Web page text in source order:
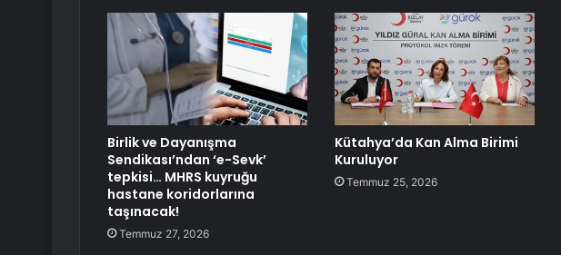
Birlik ve Dayanışma
Sendikası’ndan ‘e-Sevk’
tepkisi… MHRS kuyruğu
hastane koridorlarına
taşınacak!
Temmuz 27, 2026
Kütahya’da Kan Alma Birimi
Kuruluyor
Temmuz 25, 2026